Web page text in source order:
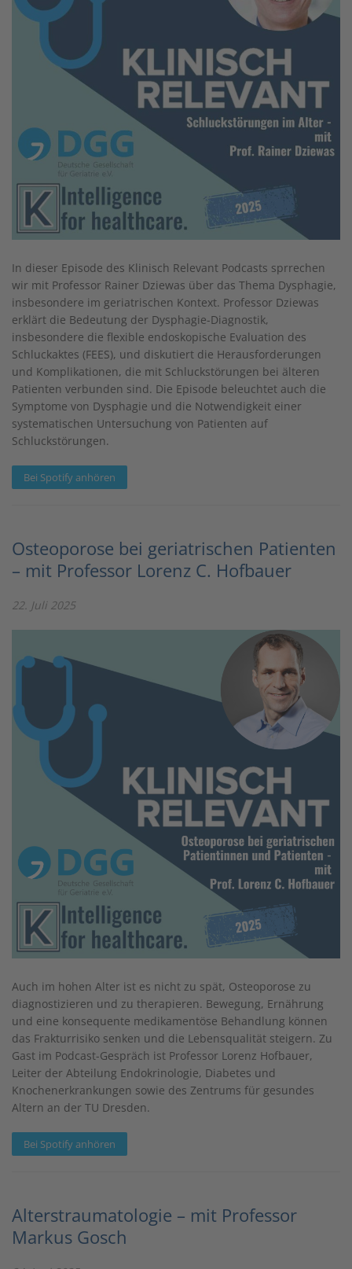
In dieser Episode des Klinisch Relevant Podcasts sprrechen
wir mit Professor Rainer Dziewas über das Thema Dysphagie,
insbesondere im geriatrischen Kontext. Professor Dziewas
erklärt die Bedeutung der Dysphagie-Diagnostik,
insbesondere die flexible endoskopische Evaluation des
Schluckaktes (FEES), und diskutiert die Herausforderungen
und Komplikationen, die mit Schluckstörungen bei älteren
Patienten verbunden sind. Die Episode beleuchtet auch die
Symptome von Dysphagie und die Notwendigkeit einer
systematischen Untersuchung von Patienten auf
Schluckstörungen.
Bei Spotify anhören
Osteoporose bei geriatrischen Patienten
– mit Professor Lorenz C. Hofbauer
22. Juli 2025
Auch im hohen Alter ist es nicht zu spät, Osteoporose zu
diagnostizieren und zu therapieren. Bewegung, Ernährung
und eine konsequente medikamentöse Behandlung können
das Frakturrisiko senken und die Lebensqualität steigern. Zu
Gast im Podcast-Gespräch ist Professor Lorenz Hofbauer,
Leiter der Abteilung Endokrinologie, Diabetes und
Knochenerkrankungen sowie des Zentrums für gesundes
Altern an der TU Dresden.
Bei Spotify anhören
Alterstraumatologie – mit Professor
Markus Gosch